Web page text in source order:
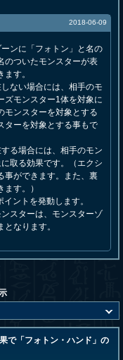
2018-06-09
ンに「フォトン」と名の
のついたモンスターが表
す。
しない場合には、相手のモ
ズモンスター1体を対象に
モンスターを対象とする
ターを対象とする事もで
する場合には、相手のモン
取る効果です。（エクシ
事ができます。また、裏
す。）
ントを発動します。
スターは、モンスターゾ
なります。
で「フォトン・ハンド」の